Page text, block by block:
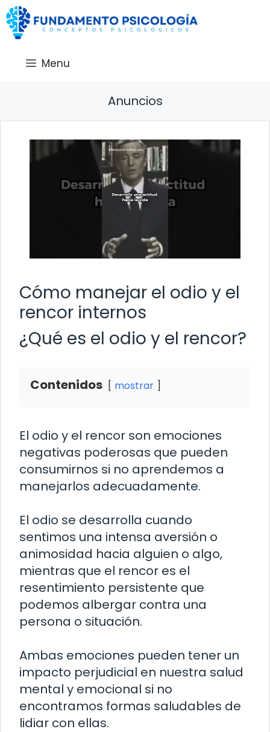
Saltar
al
contenido
Menu
Anuncios
Cómo manejar el odio y el
rencor internos
¿Qué es el odio y el rencor?
Contenidos mostrar
El odio y el rencor son emociones
negativas poderosas que pueden
consumirnos si no aprendemos a
manejarlos adecuadamente.
El odio se desarrolla cuando
sentimos una intensa aversión o
animosidad hacia alguien o algo,
mientras que el rencor es el
resentimiento persistente que
podemos albergar contra una
persona o situación.
Ambas emociones pueden tener un
impacto perjudicial en nuestra salud
mental y emocional si no
encontramos formas saludables de
lidiar con ellas.